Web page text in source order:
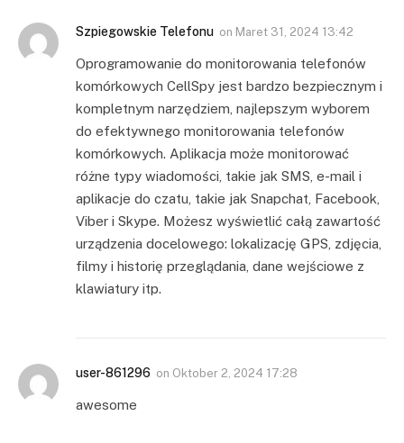
Szpiegowskie Telefonu on Maret 31, 2024 13:42
Oprogramowanie do monitorowania telefonów
komórkowych CellSpy jest bardzo bezpiecznym i
kompletnym narzędziem, najlepszym wyborem
do efektywnego monitorowania telefonów
komórkowych. Aplikacja może monitorować
różne typy wiadomości, takie jak SMS, e-mail i
aplikacje do czatu, takie jak Snapchat, Facebook,
Viber i Skype. Możesz wyświetlić całą zawartość
urządzenia docelowego: lokalizację GPS, zdjęcia,
filmy i historię przeglądania, dane wejściowe z
klawiatury itp.
user-861296 on Oktober 2, 2024 17:28
awesome